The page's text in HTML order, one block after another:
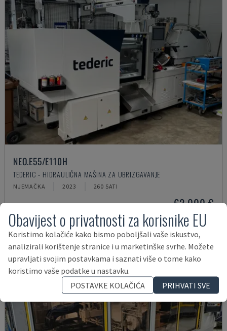
NEO.E55/E110H
TEDERIC - HIDRAULIČNA MAŠINA ZA UBRIZGAVANJE
NJEMAČKA 2023 260 SATI
62.000 €
Obavijest o privatnosti za korisnike EU
Koristimo kolačiće kako bismo poboljšali vaše iskustvo,
analizirali korištenje stranice i u marketinške svrhe. Možete
upravljati svojim postavkama i saznati više o tome kako
koristimo vaše podatke u nastavku.
POSTAVKE KOLAČIĆA
PRIHVATI SVE